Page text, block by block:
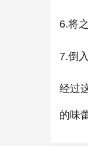
6.将
7.倒
经过
的味